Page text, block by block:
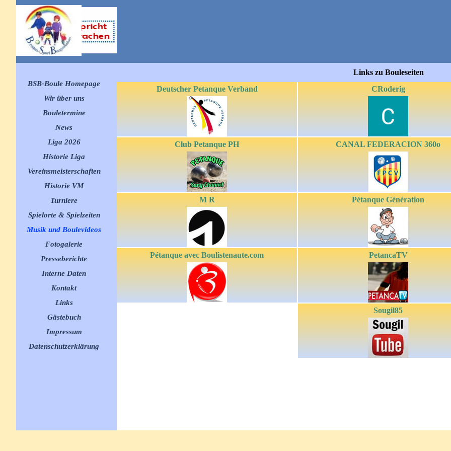
Direkt zum Seiteninhalt
Menü überspringen
BSB-Boule Homepage
Wir über uns
Bouletermine
News
Liga 2026
Historie Liga
Vereinsmeisterschaften
Historie VM
Turniere
Spielorte & Spielzeiten
Musik und Boulevideos
Fotogalerie
Presseberichte
▼
Interne Daten
Kontakt
Links
▼
Gästebuch
Impressum
Datenschutzerklärung
Links zu Bouleseiten
Deutscher Petanque Verband
CRoderig
Club Petanque PH
M R
CANAL FEDERACION 360o
Pétanque Génération
Pétanque avec Boulistenaute.com PetancaTV
Sougil85